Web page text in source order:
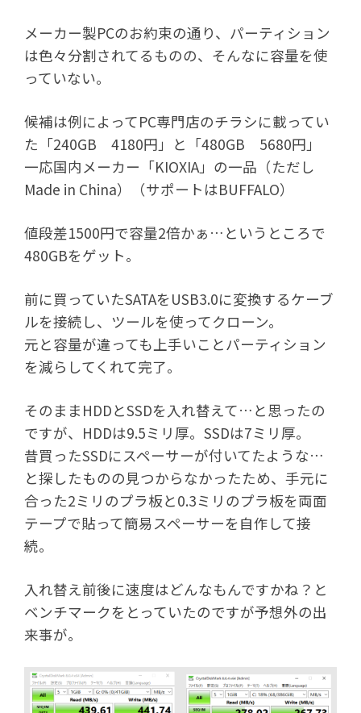
メーカー製PCのお約束の通り、パーティション
は色々分割されてるものの、そんなに容量を使
っていない。
候補は例によってPC専門店のチラシに載ってい
た「240GB 4180円」と「480GB 5680円」
一応国内メーカー「KIOXIA」の一品（ただし
Made in China）（サポートはBUFFALO）
値段差1500円で容量2倍かぁ…というところで
480GBをゲット。
前に買っていたSATAをUSB3.0に変換するケーブ
ルを接続し、ツールを使ってクローン。
元と容量が違っても上手いことパーティション
を減らしてくれて完了。
そのままHDDとSSDを入れ替えて…と思ったの
ですが、HDDは9.5ミリ厚。SSDは7ミリ厚。
昔買ったSSDにスペーサーが付いてたような…
と探したものの見つからなかったため、手元に
合った2ミリのプラ板と0.3ミリのプラ板を両面
テープで貼って簡易スペーサーを自作して接
続。
入れ替え前後に速度はどんなもんですかね？と
ベンチマークをとっていたのですが予想外の出
来事が。